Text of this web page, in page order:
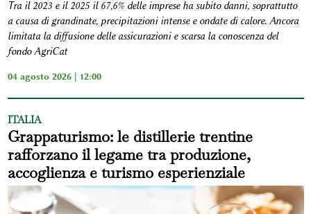
Tra il 2023 e il 2025 il 67,6% delle imprese ha subito danni, soprattutto
a causa di grandinate, precipitazioni intense e ondate di calore. Ancora
limitata la diffusione delle assicurazioni e scarsa la conoscenza del
fondo AgriCat
04 agosto 2026 | 12:00
ITALIA
Grappaturismo: le distillerie trentine
rafforzano il legame tra produzione,
accoglienza e turismo esperienziale